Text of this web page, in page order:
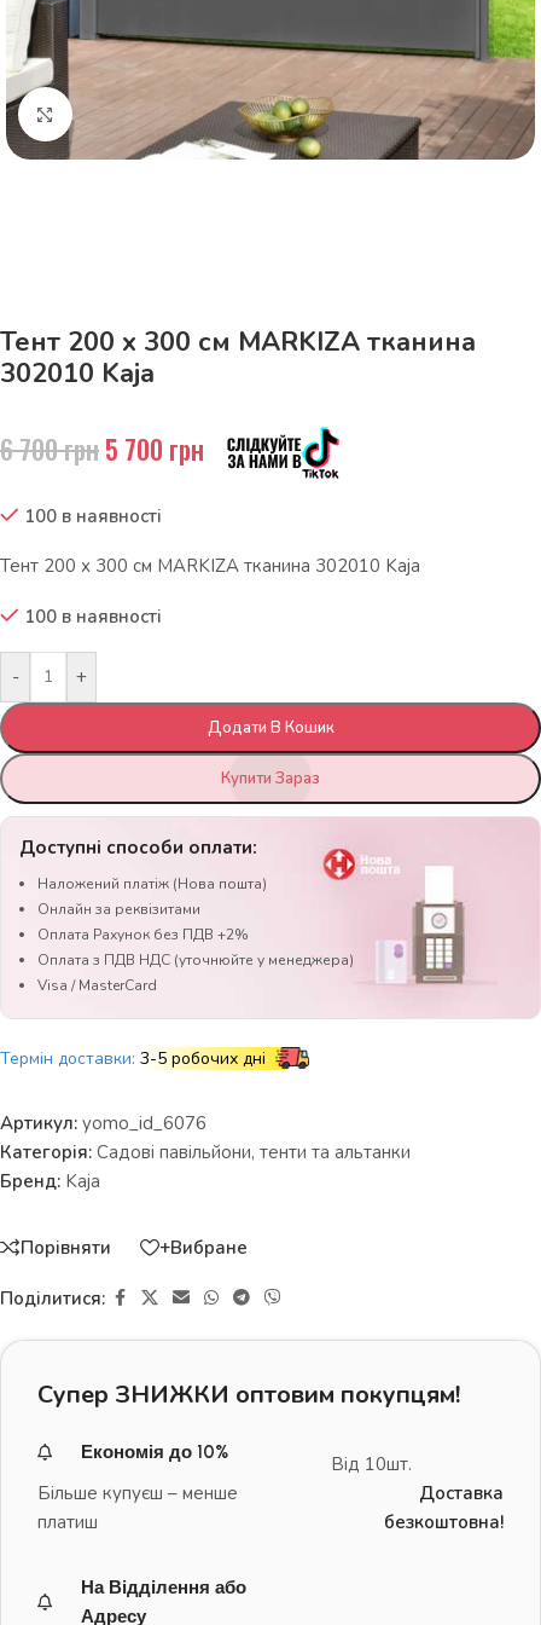
Натисніть, щоб збільшити
Тент 200 х 300 см MARKIZA тканина
302010 Kaja
6 700грн5 700 грн
100 в наявності
Тент 200 х 300 см MARKIZA тканина 302010 Kaja
100 в наявності
- +
Додати В Кошик
Купити Зараз
Доступні способи оплати:
Наложений платіж (Нова пошта)
Онлайн за реквізитами
Оплата Рахунок без ПДВ +2%
Оплата з ПДВ НДС (уточнюйте у менеджера)
Visa / MasterCard
Термін доставки: 3-5 робочих дні
Артикул: yomo_id_6076
Категорія: Садові павільйони, тенти та альтанки
Бренд: Kaja
Порівняти +Вибране
Поділитися:
Супер ЗНИЖКИ оптовим покупцям!
Економія до 10%
Більше купуєш – менше
платиш
Від 10шт.
Доставка
безкоштовна!
На Відділення або
Адресу